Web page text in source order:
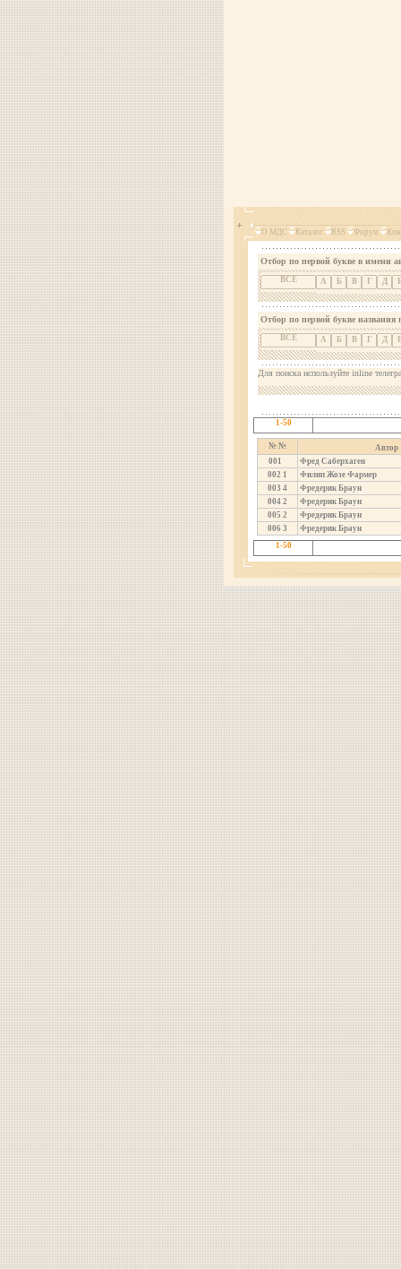
О МДС Каталог RSS Форум
Отбор по первой букве в имени
ВСЕ А Б В Г Д
Отбор по первой букве названия
ВСЕ А Б В Г Д
Для поиска используйте inline
1-50
№ №
Автор
001
Фред Саберхаген
002 1
Филип Жозе Фармер
003 4
Фредерик Браун
004 2
Фредерик Браун
005 2
Фредерик Браун
006 3
Фредерик Браун
1-50